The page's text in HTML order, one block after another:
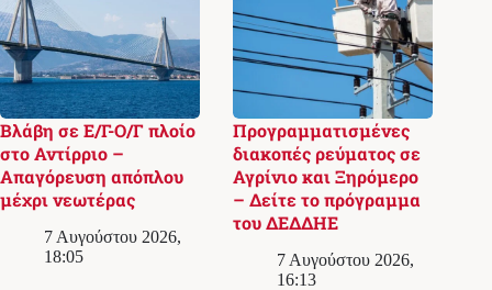
Βλάβη σε Ε/Γ-Ο/Γ πλοίο
στο Αντίρριο –
Απαγόρευση απόπλου
μέχρι νεωτέρας
7 Αυγούστου 2026,
18:05
Προγραμματισμένες
διακοπές ρεύματος σε
Αγρίνιο και Ξηρόμερο
– Δείτε το πρόγραμμα
του ΔΕΔΔΗΕ
7 Αυγούστου 2026,
16:13